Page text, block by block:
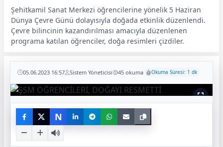
Şehitkamil Sanat Merkezi öğrencilerine yönelik 5 Haziran
Dünya Çevre Günü dolayısıyla doğada etkinlik düzenlendi.
Çevre bilincinin kazandırılması amacıyla düzenlenen
programa katılan öğrenciler, doğa resimleri çizdiler.
05.06.2023 16:57 Sistem Yöneticisi 45 okuma Okuma Süresi: 1 dk
N